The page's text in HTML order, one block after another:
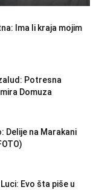
Ima li kraja mojim
Potresna
Domuza
Delije na Marakani
Evo šta piše u